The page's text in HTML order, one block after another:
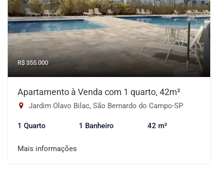
R$ 355.000
Apartamento à Venda com 1 quarto, 42m²
Jardim Olavo Bilac, São Bernardo do Campo-SP
1 Quarto 1 Banheiro 42 m²
Mais informações